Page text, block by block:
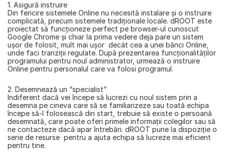
1. Asigură instruire
Din fericire sistemele Online nu necesită instalare și o instruire
complicată, precum sistemele tradiţionale locale. dROOT este
proiectat să funcţioneze perfect pe browser-ul cunoscut
Google Chrome şi chiar la prima vedere deja pare un sistem
uşor de folosit, mult mai uşor  decât cea a unei bănci Online,
unde faci tranziţii regulate. După prezentarea funcţionalităţilor
programului pentru noul administrator, urmează o instruire
Online pentru personalul care va folosi programul.
2. Desemnează un “specialist”
Indiferent dacă vei începe să lucrezi cu noul sistem prin a
desemna pe cineva care să se familiarizeze sau toată echipa
începe să-l folosească din start, trebuie să existe o persoană
desemnată, care poate oferi primele informaţii colegilor sau să
ne contacteze dacă apar întrebări. dROOT pune la dispoziţie o
serie de resurse  pentru a ajuta echipa să lucreze mai eficient
pentru tine.